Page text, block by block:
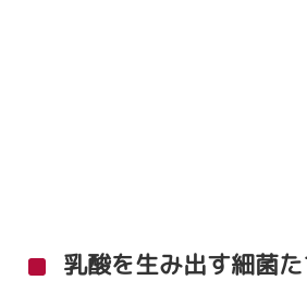
乳酸を生み出す細菌